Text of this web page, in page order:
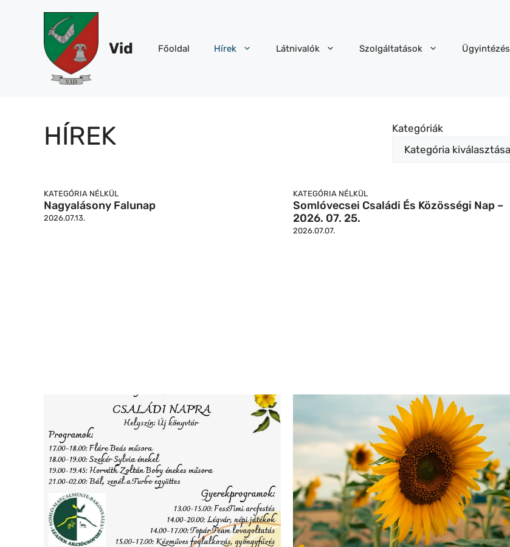
tartalomba
Vid Főoldal Hírek Látnivalók Szolgáltatások Ügyintézés
HÍREK Kategóriák
KATEGÓRIA NÉLKÜL
Nagyalásony Falunap
2026.07.13.
KATEGÓRIA NÉLKÜL
Somlóvecsei Családi És Közösségi Nap –
2026. 07. 25.
2026.07.07.